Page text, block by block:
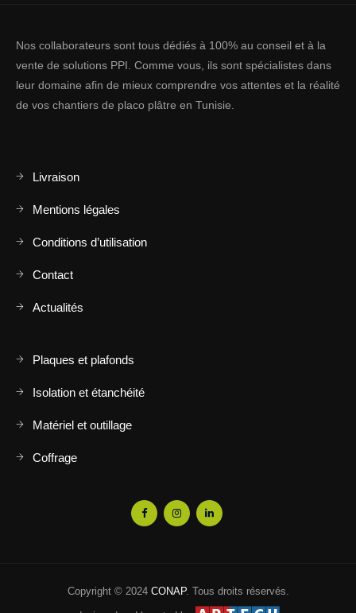
Nos collaborateurs sont tous dédiés à 100% au conseil et à la
vente de solutions PPI. Comme vous, ils sont spécialistes dans
leur domaine afin de mieux comprendre vos attentes et la réalité
de vos chantiers de placo plâtre en Tunisie.
Livraison
Mentions légales
Conditions d’utilisation
Contact
Actualités
Plaques et plafonds
Isolation et étanchéité
Matériel et outillage
Coffrage
Copyright © 2024 CONAP. Tous droits réservés.